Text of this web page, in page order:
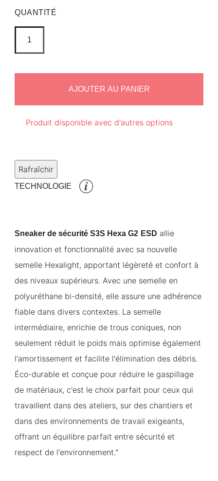
QUANTITÉ
AJOUTER AU PANIER
Produit disponible avec d'autres options
TECHNOLOGIE
Sneaker de sécurité S3S Hexa G2 ESD allie
innovation et fonctionnalité avec sa nouvelle
semelle Hexalight, apportant légèreté et confort à
des niveaux supérieurs. Avec une semelle en
polyuréthane bi-densité, elle assure une adhérence
fiable dans divers contextes. La semelle
intermédiaire, enrichie de trous coniques, non
seulement réduit le poids mais optimise également
l'amortissement et facilite l'élimination des débris.
Éco-durable et conçue pour réduire le gaspillage
de matériaux, c'est le choix parfait pour ceux qui
travaillent dans des ateliers, sur des chantiers et
dans des environnements de travail exigeants,
offrant un équilibre parfait entre sécurité et
respect de l'environnement."